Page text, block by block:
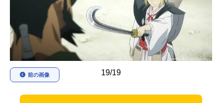
アニメ映画一覧 実写化映画一覧
今期アニメ曜日別一覧
春アニメ 夏アニメ
秋アニメ
19/19
前の画像